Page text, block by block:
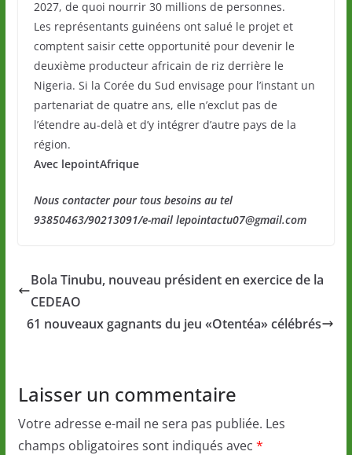
2027, de quoi nourrir 30 millions de personnes.
Les représentants guinéens ont salué le projet et
comptent saisir cette opportunité pour devenir le
deuxième producteur africain de riz derrière le
Nigeria. Si la Corée du Sud envisage pour l’instant un
partenariat de quatre ans, elle n’exclut pas de
l’étendre au-delà et d’y intégrer d’autre pays de la
région.
Avec lepointAfrique
Nous contacter pour tous besoins au tel
93850463/90213091/e-mail lepointactu07@gmail.com
Bola Tinubu, nouveau président en exercice de la
CEDEAO
61 nouveaux gagnants du jeu «Otentéa» célébrés
Laisser un commentaire
Votre adresse e-mail ne sera pas publiée. Les
champs obligatoires sont indiqués avec *